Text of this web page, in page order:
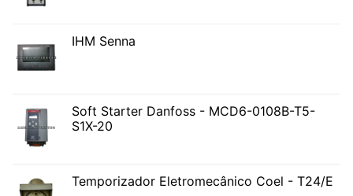
IHM Senna
Soft Starter Danfoss - MCD6-0108B-T5-
S1X-20
Temporizador Eletromecânico Coel - T24/E